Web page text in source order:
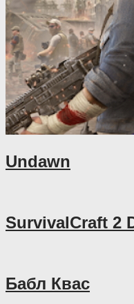
Undawn
SurvivalCraft 2
Бабл Квас